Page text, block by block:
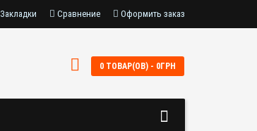
Закладки Сравнение Оформить заказ
0 ТОВАР(ОВ) - 0ГРН